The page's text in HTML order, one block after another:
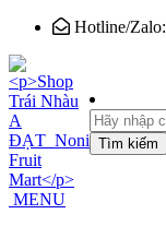
Hotline/Zalo:
Tìm kiếm
MENU